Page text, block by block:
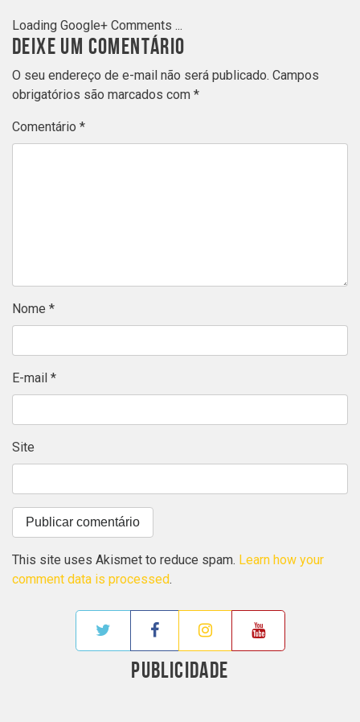
Loading Google+ Comments ...
DEIXE UM COMENTÁRIO
O seu endereço de e-mail não será publicado. Campos
obrigatórios são marcados com *
Comentário *
Nome *
E-mail *
Site
This site uses Akismet to reduce spam. Learn how your
comment data is processed.
PUBLICIDADE